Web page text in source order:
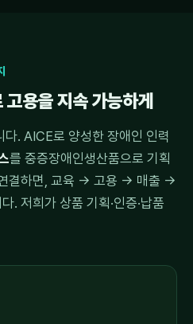
용을 지속 가능하게
. AICE로 양성한 장애인 인력
를 중증장애인생산품으로 기획
결하면, 교육 → 고용 → 매출 →
. 저희가 상품 기획·인증·납품